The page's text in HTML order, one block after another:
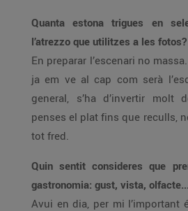
Quanta estona trigues en
l’atrezzo que utilitzes a les fotos?
En preparar l’escenari no
ja em ve al cap com serà
general, s’ha d’invertir molt
penses el plat fins que reculls,
tot fred.
Quin sentit consideres que
gastronomia: gust, vista,
Avui en dia, per mi l’important